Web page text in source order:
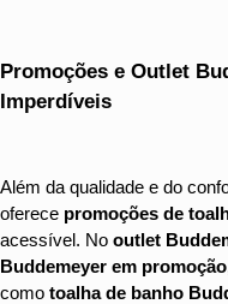
Promoções e Outlet
Imperdíveis
Além da qualidade e do
oferece promoções de
acessível. No outlet
Buddemeyer em promoção
como toalha de banho